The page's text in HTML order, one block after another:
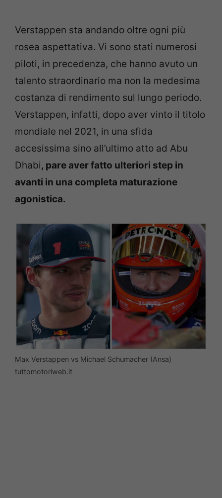
Verstappen sta andando oltre ogni più
rosea aspettativa. Vi sono stati numerosi
piloti, in precedenza, che hanno avuto un
talento straordinario ma non la medesima
costanza di rendimento sul lungo periodo.
Verstappen, infatti, dopo aver vinto il titolo
mondiale nel 2021, in una sfida
accesissima sino all’ultimo atto ad Abu
Dhabi, pare aver fatto ulteriori step in
avanti in una completa maturazione
agonistica.
Max Verstappen vs Michael Schumacher (Ansa)
tuttomotoriweb.it